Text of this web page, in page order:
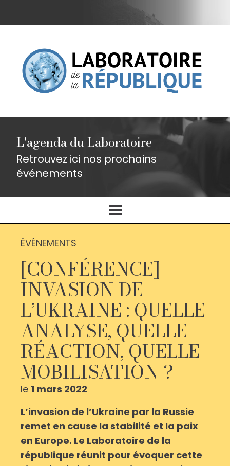
L'agenda du Laboratoire
Retrouvez ici nos prochains
événements
ÉVÉNEMENTS
[CONFÉRENCE]
INVASION DE
L’UKRAINE : QUELLE
ANALYSE, QUELLE
RÉACTION, QUELLE
MOBILISATION ?
le 1 mars 2022
L’invasion de l’Ukraine par la Russie
remet en cause la stabilité et la paix
en Europe. Le Laboratoire de la
république réunit pour évoquer cette